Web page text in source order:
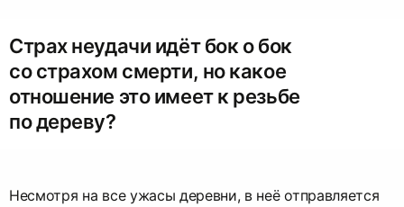
Страх неудачи идёт бок о бок
со страхом смерти, но какое
отношение это имеет к резьбе
по дереву?
Несмотря на все ужасы деревни, в неё отправляется